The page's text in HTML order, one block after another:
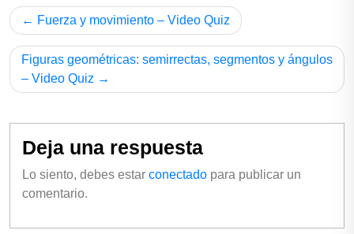
Fuerza y movimiento – Video Quiz
Figuras geométricas: semirrectas, segmentos y ángulos
– Video Quiz
Deja una respuesta
Lo siento, debes estar conectado para publicar un
comentario.